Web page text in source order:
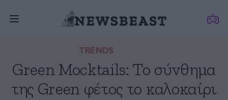
TRENDS
Green Mocktails: Το σύνθημα
της Green φέτος το καλοκαίρι